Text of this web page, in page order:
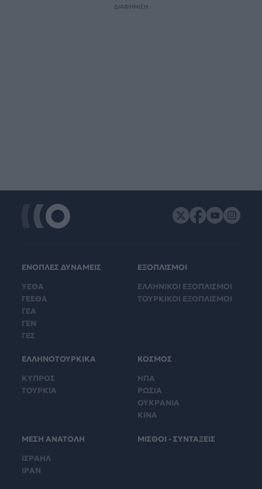
ΔΙΑΦΗΜΙΣΗ
ΕΝΟΠΛΕΣ ΔΥΝΑΜΕΙΣ
ΥΕΘΑ
ΓΕΕΘΑ
ΓΕΑ
ΓΕΝ
ΓΕΣ
ΕΞΟΠΛΙΣΜΟΙ
ΕΛΛΗΝΙΚΟΙ ΕΞΟΠΛΙΣΜΟΙ
ΤΟΥΡΚΙΚΟΙ ΕΞΟΠΛΙΣΜΟΙ
ΕΛΛΗΝΟΤΟΥΡΚΙΚΑ
ΚΥΠΡΟΣ
ΤΟΥΡΚΙΑ
ΚΟΣΜΟΣ
ΗΠΑ
ΡΩΣΙΑ
ΟΥΚΡΑΝΙΑ
ΚΙΝΑ
ΜΕΣΗ ΑΝΑΤΟΛΗ
ΙΣΡΑΗΛ
ΙΡΑΝ
ΜΙΣΘΟΙ - ΣΥΝΤΑΞΕΙΣ